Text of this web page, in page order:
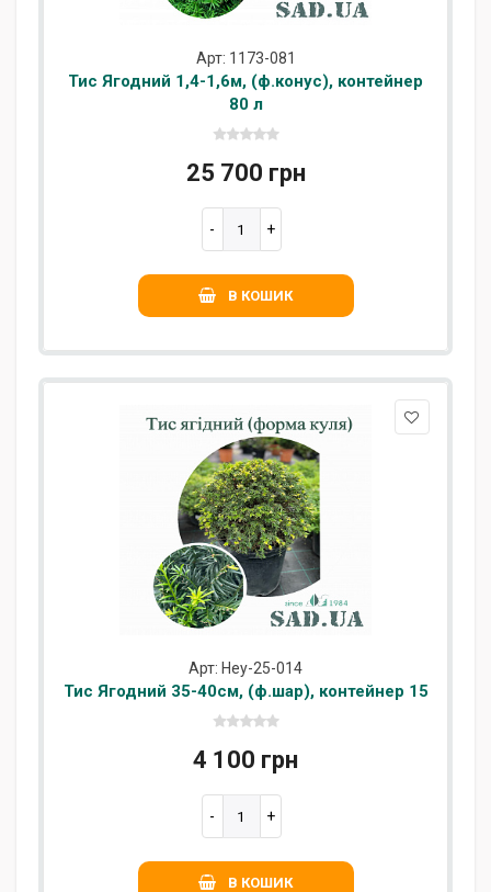
Арт: 1173-081
Тис Ягодний 1,4-1,6м, (ф.конус), контейнер
80 л
25 700 грн
В КОШИК
Арт: Hey-25-014
Тис Ягодний 35-40см, (ф.шар), контейнер 15
л
4 100 грн
В КОШИК